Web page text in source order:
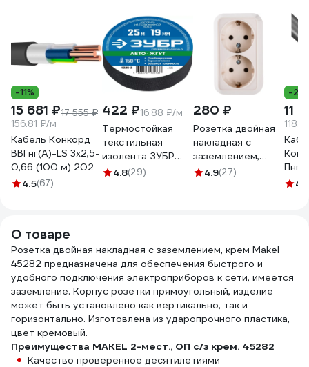
-11%
15 681 ₽17 555 ₽
156.81 ₽/м
Кабель Конкорд
ВВГнг(А)-LS 3х2,5-
0,66 (100 м) 202
4.5(67)
422 ₽16.88 ₽/м
Термостойкая
текстильная
изолента ЗУБР
Авто-Жгут 19 мм х
4.8(29)
280 ₽
Розетка двойная
накладная с
заземлением,
крем Makel 45282
4.9(27)
-
11
4.4
О товаре
Розетка двойная накладная с заземлением, крем Makel
45282 предназначена для обеспечения быстрого и
удобного подключения электроприборов к сети, имеется
заземление. Корпус розетки прямоугольный, изделие
может быть установлено как вертикально, так и
горизонтально. Изготовлена из ударопрочного пластика,
цвет кремовый.
Преимущества MAKEL 2-мест., ОП с/з крем. 45282
Качество проверенное десятилетиями